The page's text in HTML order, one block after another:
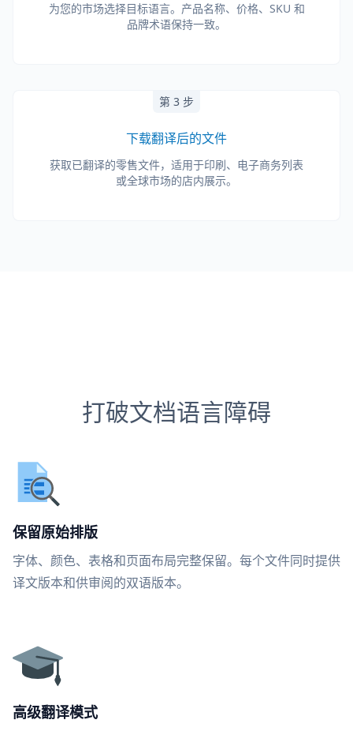
为您的市场选择目标语言。产品名称、价格、SKU 和
品牌术语保持一致。
第 3 步
下载翻译后的文件
获取已翻译的零售文件，适用于印刷、电子商务列表
或全球市场的店内展示。
打破文档语言障碍
保留原始排版
字体、颜色、表格和页面布局完整保留。每个文件同时提供
译文版本和供审阅的双语版本。
高级翻译模式